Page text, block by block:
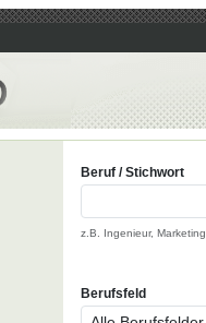
Beruf / Stichwort
z.B. Ingenieur, Marketing
Berufsfeld